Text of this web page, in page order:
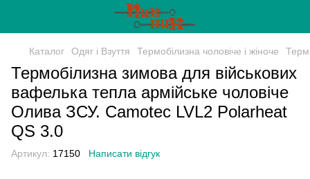
Каталог Одяг і Взуття Термобілизна чоловіче і жіноче
Термобілизна зимова для військових
вафелька тепла армійське чоловіче
Олива ЗСУ. Camotec LVL2 Polarheat
QS 3.0
Артикул: 17150 Написати відгук